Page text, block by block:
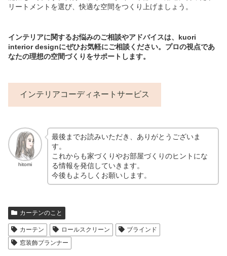
リートメントを選び、快適な空間をつくり上げましょう。
インテリアに関するお悩みのご相談やアドバイスは、kuori
interior designにぜひお気軽にご相談ください。プロの視点であ
なたの理想の空間づくりをサポートします。
インテリアコーディネートサービス
hitomi
最後までお読みいただき、ありがとうございま
す。
これからも家づくりやお部屋づくりのヒントにな
る情報を発信していきます。
今後もよろしくお願いします。
カーテンのこと
カーテン ロールスクリーン
ブラインド
窓装飾プランナー